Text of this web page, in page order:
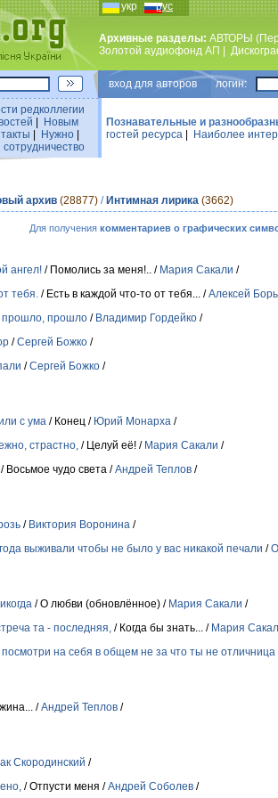
укр рус
Архивные разделы: АВТОРЫ
Золотой аудиофонд АП
вход для авторов логин:
редколлегии
Новым
Нужно|
Познавательные и
гостей ресурса
Наиболее
архив (28877) / Интимная лирика (3662)
Для получения комментариев о графических
ангел! / Помолись за меня!.. / Мария Сакали /
тебя. / Есть в каждой что-то от тебя... /Алексей
прошло, прошло / Владимир Гордейко /
/Сергей Божко /
/Сергей Божко /
с ума / Конец / Юрий Монарха /
страстно, / Целуй её! / Мария Сакали /
/ Восьмое чудо света /Андрей Теплов /
/ Виктория Воронина /
выживали чтобы не было у вас никакой печали /
/ О любви (обновлённое) / Мария Сакали /
та - последняя, / Когда бы знать... / Мария
на себя в общем не за что ты не отличница
/Андрей Теплов /
Скородинский /
/ Отпусти меня /Андрей Соболев /